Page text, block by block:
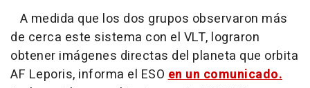
A medida que los dos grupos observaron más
de cerca este sistema con el VLT, lograron
obtener imágenes directas del planeta que orbita
AF Leporis, informa el ESOen un comunicado.